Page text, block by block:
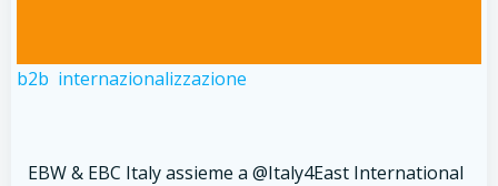
b2b internazionalizzazione
EBW & EBC Italy assieme a @Italy4East International